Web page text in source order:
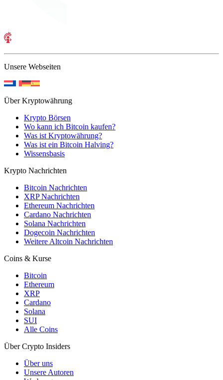
Unsere Webseiten
Über Kryptowährung
Krypto Börsen
Wo kann ich Bitcoin kaufen?
Was ist Kryptowährung?
Was ist ein Bitcoin Halving?
Wissensbasis
Krypto Nachrichten
Bitcoin Nachrichten
XRP Nachrichten
Ethereum Nachrichten
Cardano Nachrichten
Solana Nachrichten
Dogecoin Nachrichten
Weitere Altcoin Nachrichten
Coins & Kurse
Bitcoin
Ethereum
XRP
Cardano
Solana
SUI
Alle Coins
Über Crypto Insiders
Über uns
Unsere Autoren